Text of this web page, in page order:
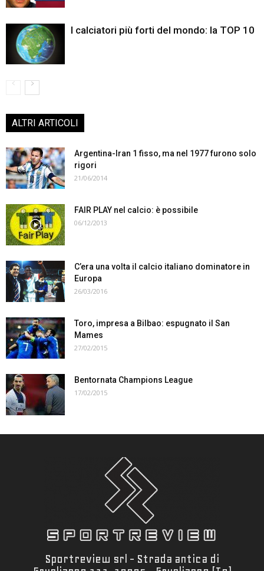
I calciatori più forti del mondo: la TOP 10
ALTRI ARTICOLI
Argentina-Iran 1 fisso, ma nel 1977 furono solo
rigori
21/06/2014
FAIR PLAY nel calcio: è possibile
06/12/2013
C’era una volta il calcio italiano dominatore in
Europa
26/03/2016
Toro, impresa a Bilbao: espugnato il San
Mames
27/02/2015
Bentornata Champions League
17/02/2015
Sportreview srl - Strada antica di